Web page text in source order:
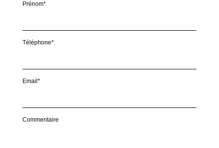
Prénom*
Téléphone*
Email*
Commentaire